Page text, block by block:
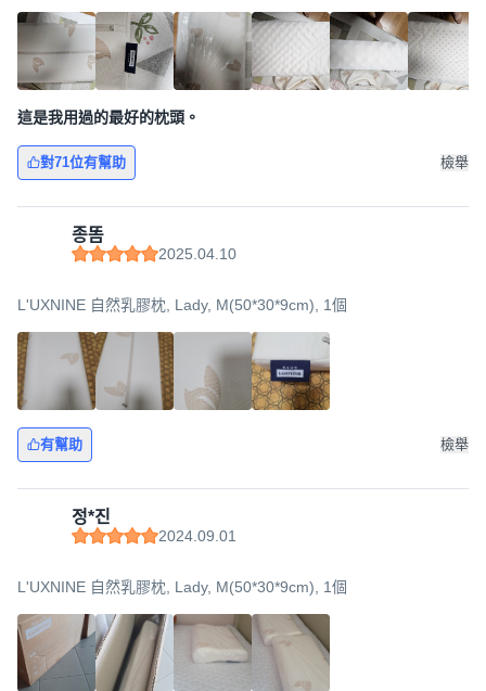
這是我用過的最好的枕頭。
對71位有幫助 檢舉
종똠
2025.04.10
L'UXNINE 自然乳膠枕, Lady, M(50*30*9cm), 1個
有幫助 檢舉
정*진
2024.09.01
L'UXNINE 自然乳膠枕, Lady, M(50*30*9cm), 1個